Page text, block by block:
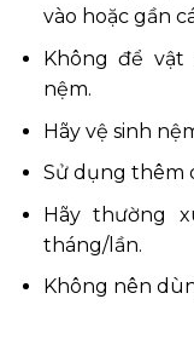
vào hoặc gần
Không để
nệm.
Hãy vệ sinh
Sử dụng thêm
Hãy thường
tháng/lần.
Không nên